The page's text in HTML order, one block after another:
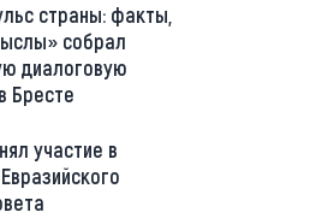
страны: факты,
собрал
диалоговую
Бресте
участие в